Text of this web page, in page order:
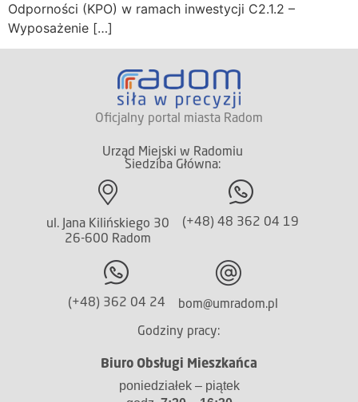
Odporności (KPO) w ramach inwestycji C2.1.2 –
Wyposażenie […]
Oficjalny portal miasta Radom
Urząd Miejski w Radomiu
Siedziba Główna:
ul. Jana Kilińskiego 30
26-600 Radom
(+48) 48 362 04 19
(+48) 362 04 24 bom@umradom.pl
Godziny pracy:
Biuro Obsługi Mieszkańca
poniedziałek – piątek